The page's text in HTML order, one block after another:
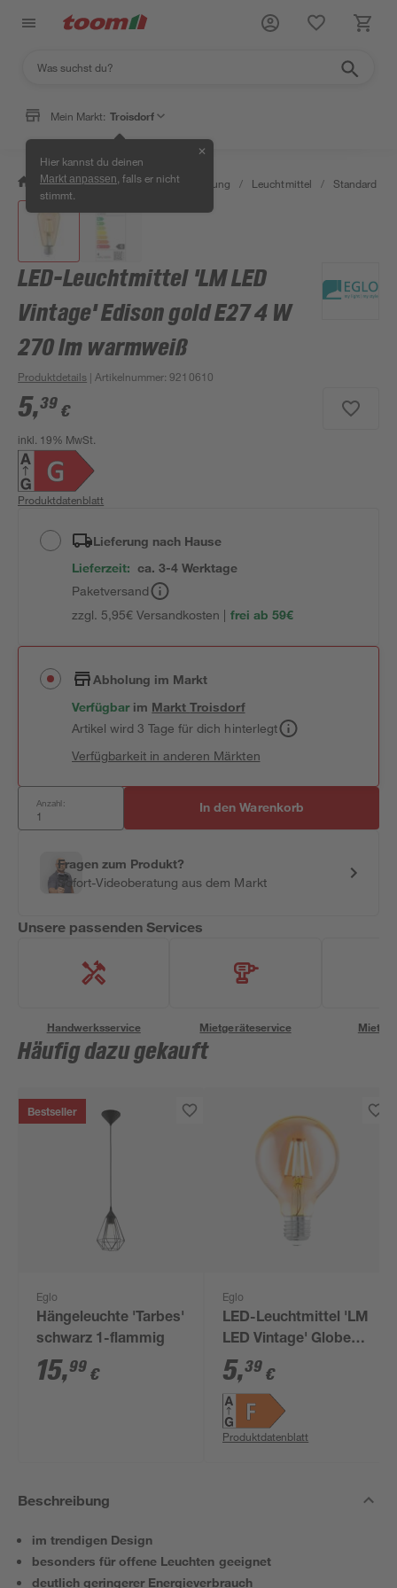
Mein Markt: Troisdorf
Hier kannst du deinen
Markt anpassen , falls er nicht
stimmt.
✕
/ Wohnen & Haushalt / Beleuchtung / Leuchtmittel / Standard
LED-Leuchtmittel 'LM LED
Vintage' Edison gold E27 4 W
270 lm warmweiß
Produktdetails | Artikelnummer:9210610
5,39 €
inkl. 19% MwSt.
Produktdatenblatt
Lieferung nach Hause
Lieferzeit: ca. 3-4 Werktage
Paketversand
zzgl. 5,95€ Versandkosten | frei ab 59€
Abholung im Markt
Verfügbar im MarktTroisdorf
Artikel wird 3 Tage für dich hinterlegt
Verfügbarkeit in anderen Märkten
Anzahl: In den Warenkorb
Fragen zum Produkt?
Sofort-Videoberatung aus dem Markt
Unsere passenden Services
Handwerksservice Mietgeräteservice
Häufig dazu gekauft
Bestseller
Eglo
Hängeleuchte 'Tarbes'
schwarz 1-flammig
15,99 €
Eglo
LED-Leuchtmittel 'LM
LED Vintage' Globe
gold E27 4 W 350 lm
warmweiß
5,39 €
Produktdatenblatt
Beschreibung
im trendigen Design
besonders für offene Leuchten geeignet
deutlich geringerer Energieverbrauch